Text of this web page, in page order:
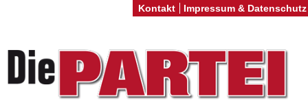
Kontakt Impressum & Datenschutz